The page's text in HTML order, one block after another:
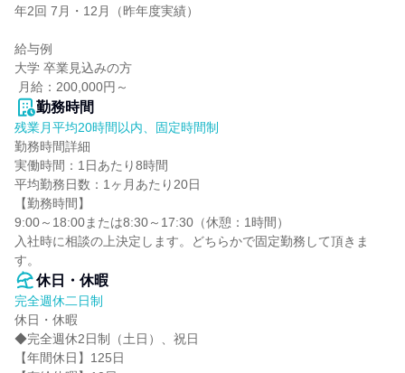
年2回 7月・12月（昨年度実績）
給与例
大学 卒業見込みの方
月給：200,000円～
勤務時間
残業月平均20時間以内、固定時間制
勤務時間詳細
実働時間：1日あたり8時間
平均勤務日数：1ヶ月あたり20日
【勤務時間】
9:00～18:00または8:30～17:30（休憩：1時間）
入社時に相談の上決定します。どちらかで固定勤務して頂きま
す。
休日・休暇
完全週休二日制
休日・休暇
◆完全週休2日制（土日）、祝日
【年間休日】125日